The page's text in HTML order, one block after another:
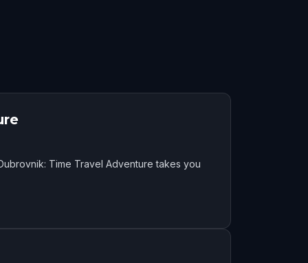
Time Travel Adventure takes you